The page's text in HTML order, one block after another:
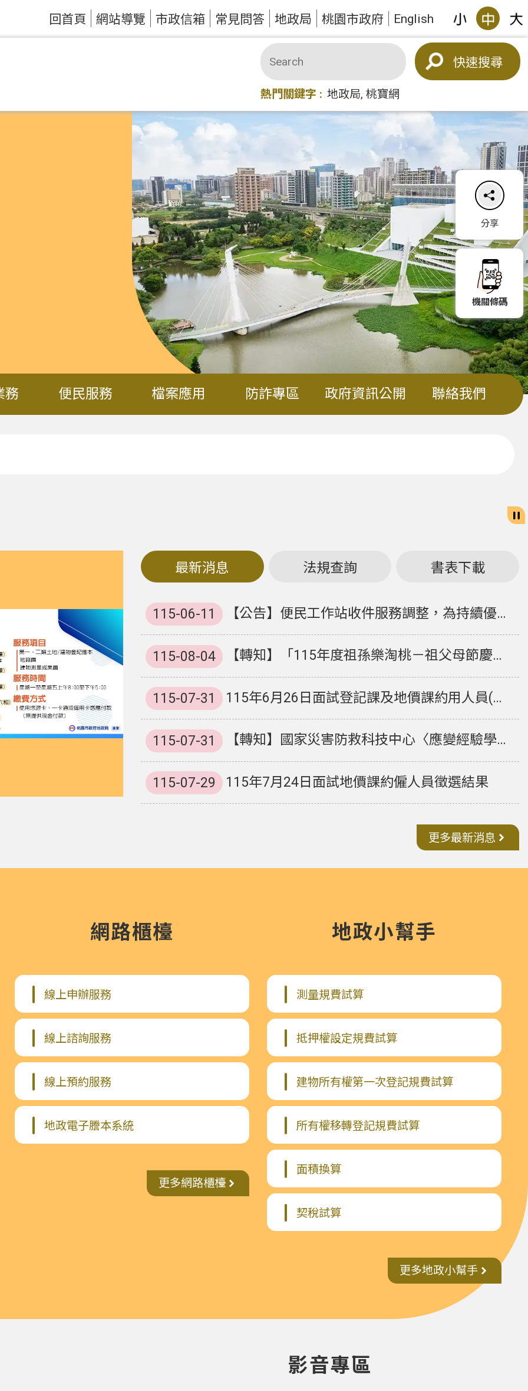
回首頁 網站導覽 市政信箱 常見問答 地政局 桃園市政府 English
搜尋
熱門關鍵字 地政局 桃寶網
務 便民服務 檔案應用 防詐專區 政府資訊公開 聯絡我們
叫車，交通服務更便利，桃園市政府關心您！
每次來回最高2,600元，桃園市政府關心您！
優惠，打造孕產婦好生活，桃園市政府關心您！
孕產婦搭乘更安心，桃園市政府關心您！
網線上申辦，桃園市政府關心您！
心！詳洽住宅發展處(03)332-4700轉7。
最新消息 法規查詢 書表下載
115-06-11 【公告】便民工作站收件服務調整，為持續優化本所及地政便民工作站服務能量，本所地政便民工作站收件服務將有部分異動。
115-08-04 【轉知】「115年度祖孫樂淘桃－祖父母節慶祝活動」
115-07-31 115年6月26日面試登記課及地價課約用人員(業務助理)徵選結果
115-07-31 【轉知】國家災害防救科技中心〈應變經驗學習與建議 〉手冊
115-07-29 115年7月24日面試地價課約僱人員徵選結果
更多最新消息
網路櫃檯
線上申辦服務
線上諮詢服務
線上預約服務
地政電子謄本系統
更多網路櫃檯
地政小幫手
測量規費試算
抵押權設定規費試算
建物所有權第一次登記規費試算
所有權移轉登記規費試算
面積換算
契稅試算
更多地政小幫手
影音專區
分享
機關條碼